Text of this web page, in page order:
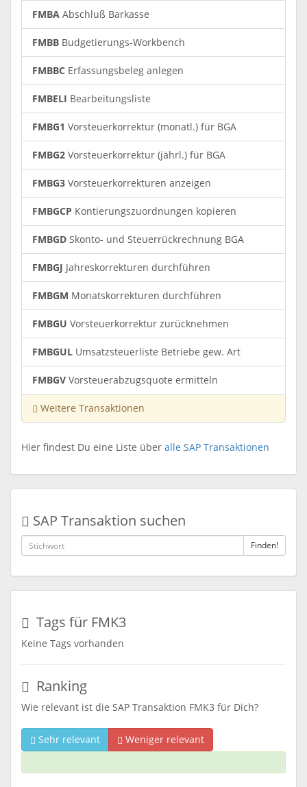
FMBA Abschluß Barkasse
FMBB Budgetierungs-Workbench
FMBBC Erfassungsbeleg anlegen
FMBELI Bearbeitungsliste
FMBG1 Vorsteuerkorrektur (monatl.) für BGA
FMBG2 Vorsteuerkorrektur (jährl.) für BGA
FMBG3 Vorsteuerkorrekturen anzeigen
FMBGCP Kontierungszuordnungen kopieren
FMBGD Skonto- und Steuerrückrechnung BGA
FMBGJ Jahreskorrekturen durchführen
FMBGM Monatskorrekturen durchführen
FMBGU Vorsteuerkorrektur zurücknehmen
FMBGUL Umsatzsteuerliste Betriebe gew. Art
FMBGV Vorsteuerabzugsquote ermitteln
Weitere Transaktionen
Hier findest Du eine Liste über alle SAP Transaktionen
SAP Transaktion suchen
Finden!
Tags für FMK3
Keine Tags vorhanden
Ranking
Wie relevant ist die SAP Transaktion FMK3 für Dich?
Sehr relevant Weniger relevant